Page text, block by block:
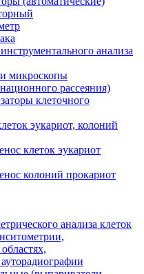
анализа
микроскопы
рассеяния)
клеточного
эукариот, колоний
клеток эукариот
колоний прокариот
анализа клеток